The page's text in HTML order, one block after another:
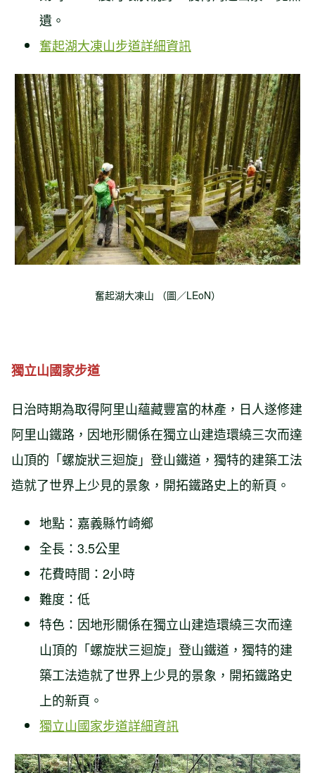
遺。
奮起湖大凍山步道詳細資訊
奮起湖大凍山 （圖／LEoN）
獨立山國家步道
日治時期為取得阿里山蘊藏豐富的林產，日人遂修建
阿里山鐵路，因地形關係在獨立山建造環繞三次而達
山頂的「螺旋狀三迴旋」登山鐵道，獨特的建築工法
造就了世界上少見的景象，開拓鐵路史上的新頁。
地點：嘉義縣竹崎鄉
全長：3.5公里
花費時間：2小時
難度：低
特色：因地形關係在獨立山建造環繞三次而達
山頂的「螺旋狀三迴旋」登山鐵道，獨特的建
築工法造就了世界上少見的景象，開拓鐵路史
上的新頁。
獨立山國家步道詳細資訊